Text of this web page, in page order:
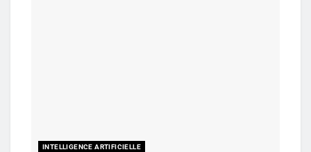
INTELLIGENCE ARTIFICIELLE